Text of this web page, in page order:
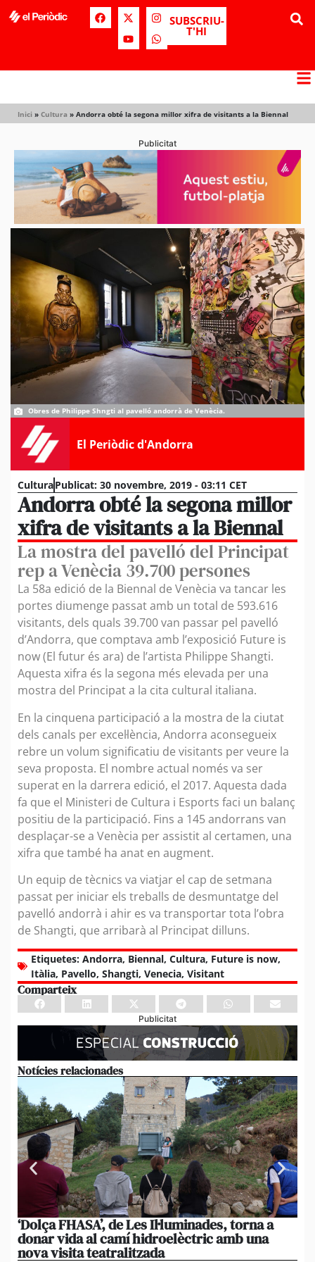
SUBSCRIU-
T'HI
Inici » Cultura » Andorra obté la segona millor xifra de visitants a la Biennal
Publicitat
Obres de Philippe Shngti al pavelló andorrà de Venècia.
El Periòdic d'Andorra
CulturaPublicat: 30 novembre, 2019 - 03:11 CET
Andorra obté la segona millor
xifra de visitants a la Biennal
La mostra del pavelló del Principat
rep a Venècia 39.700 persones
La 58a edició de la Biennal de Venècia va tancar les
portes diumenge passat amb un total de 593.616
visitants, dels quals 39.700 van passar pel pavelló
d’Andorra, que comptava amb l’exposició Future is
now (El futur és ara) de l’artista Philippe Shangti.
Aquesta xifra és la segona més elevada per una
mostra del Principat a la cita cultural italiana.
En la cinquena participació a la mostra de la ciutat
dels canals per excel·lència, Andorra aconsegueix
rebre un volum significatiu de visitants per veure la
seva proposta. El nombre actual només va ser
superat en la darrera edició, el 2017. Aquesta dada
fa que el Ministeri de Cultura i Esports faci un balanç
positiu de la participació. Fins a 145 andorrans van
desplaçar-se a Venècia per assistit al certamen, una
xifra que també ha anat en augment.
Un equip de tècnics va viatjar el cap de setmana
passat per iniciar els treballs de desmuntatge del
pavelló andorrà i ahir es va transportar tota l’obra
de Shangti, que arribarà al Principat dilluns.
Etiquetes: Andorra, Biennal, Cultura, Future is now,
Itàlia, Pavello, Shangti, Venecia, Visitant
Comparteix
Publicitat
Notícies relacionades
‘Dolça FHASA’, de Les Il·luminades, torna a
donar vida al camí hidroelèctric amb una
nova visita teatralitzada